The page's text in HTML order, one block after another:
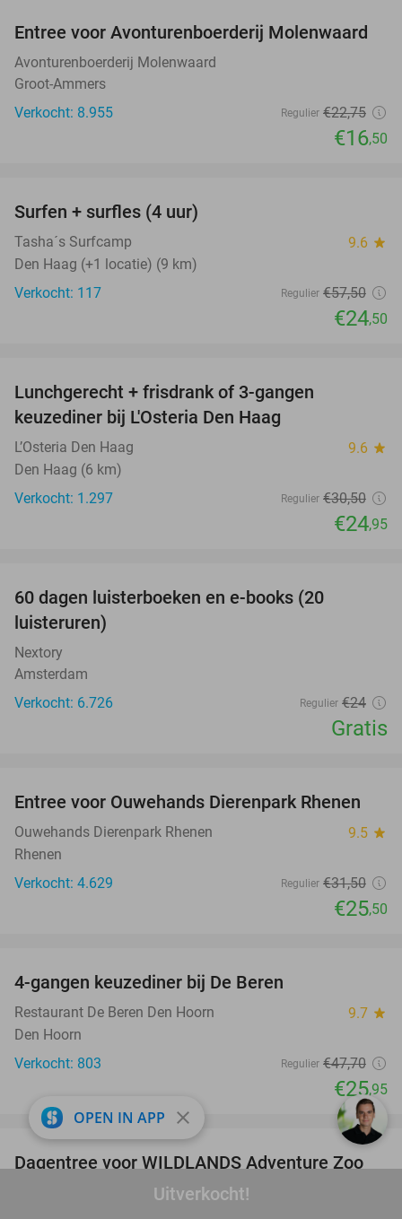
Uitverkocht!
27%
Entree voor Avonturenboerderij Molenwaard
Avonturenboerderij Molenwaard
Groot-Ammers
Verkocht: 8.955
Regulier €22,75
€16,50
Surfen + surfles (4 uur)
Tasha´s Surfcamp 9.6 star
Den Haag (+1 locatie) (9 km)
Verkocht: 117
Regulier €57,50
€24,50
Lunchgerecht + frisdrank of 3-gangen
keuzediner bij L'Osteria Den Haag
L’Osteria Den Haag 9.6 star
Den Haag (6 km)
Verkocht: 1.297
Regulier €30,50
€24,95
60 dagen luisterboeken en e-books (20
luisteruren)
Nextory
Amsterdam
Verkocht: 6.726
Regulier €24
Gratis
19%
Entree voor Ouwehands Dierenpark Rhenen
Ouwehands Dierenpark Rhenen 9.5 star
Rhenen
Verkocht: 4.629
Regulier €31,50
€25,50
4-gangen keuzediner bij De Beren
Restaurant De Beren Den Hoorn 9.7 star
Den Hoorn
Verkocht: 803
Regulier €47,70
€25,95
24%
favorite_border
Dagentree voor WILDLANDS Adventure Zoo
OPEN IN APP close